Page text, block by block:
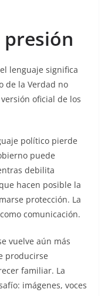
presión
lenguaje significa
de la Verdad no
oficial de los
político pierde
puede
debilita
hacen posible la
protección. La
comunicación.
vuelve aún más
producirse
familiar. La
imágenes, voces